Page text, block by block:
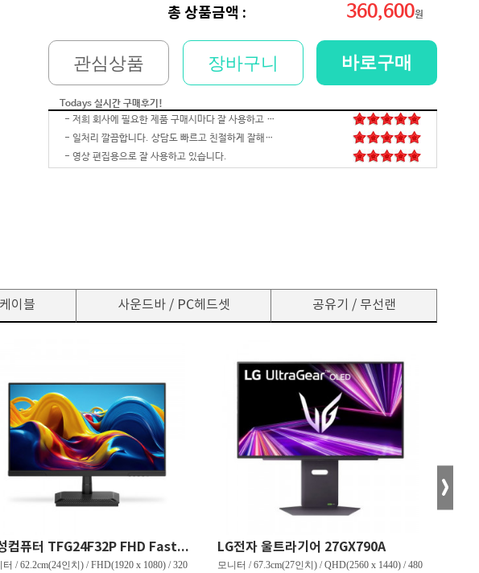
총 상품금액 : 360,600원
관심상품 장바구니 바로구매
Todays 실시간 구매후기!
-
저희 회사에 필요한 제품 구매시마다 잘 사용하고 있습니다. 사양 대비 가격도 좋고 서비스도 훌륭하세요. 고장없이 잘 쓰고 있어서 다음 번 pc도 또 살 예정이에요. 앞으로도 잘 부탁드려요
-
일처리 깔끔합니다. 상담도 빠르고 친절하게 잘해주시네요 매우만족합니다~~~
- 영상 편집용으로 잘 사용하고 있습니다.
이블 사운드바 / PC헤드셋 공유기 / 무선랜
한성컴퓨터 TFG24F32P FHD Fast IPS 리얼 320 게이밍 무결점
터 / 62.2cm(24인치) / FHD(1920 x 1080) / 320
LG전자 울트라기어 27GX790A
모니터 / 67.3cm(27인치) / QHD(2560 x 1440) / 480